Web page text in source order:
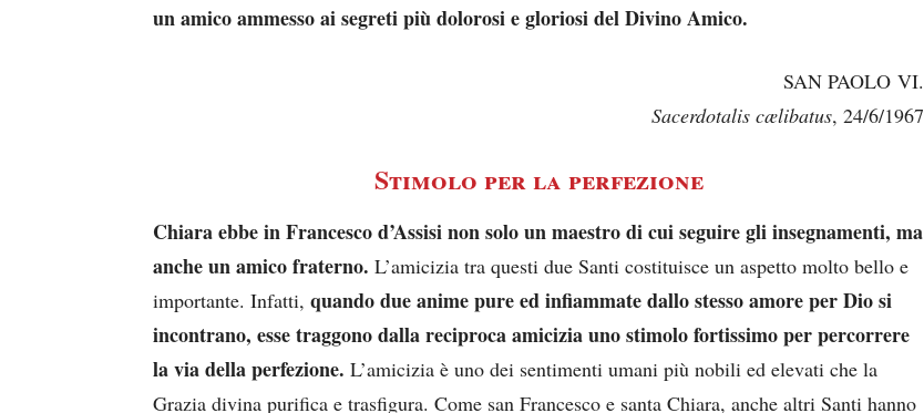
un amico ammesso ai segreti più dolorosi e gloriosi del Divino Amico.
SAN PAOLO VI.
Sacerdotalis cælibatus, 24/6/1967
Stimolo per la perfezione
Chiara ebbe in Francesco d’Assisi non solo un maestro di cui seguire gli insegnamenti, ma
anche un amico fraterno. L’amicizia tra questi due Santi costituisce un aspetto molto bello e
importante. Infatti, quando due anime pure ed infiammate dallo stesso amore per Dio si
incontrano, esse traggono dalla reciproca amicizia uno stimolo fortissimo per percorrere
la via della perfezione. L’amicizia è uno dei sentimenti umani più nobili ed elevati che la
Grazia divina purifica e trasfigura. Come san Francesco e santa Chiara, anche altri Santi hanno